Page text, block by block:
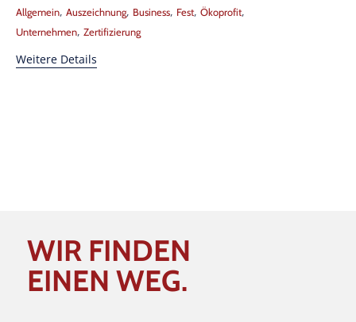
Tags
Allgemein, Auszeichnung, Business, Fest, Ökoprofit,
Unternehmen, Zertifizierung
Weitere Details
WIR FINDEN
EINEN WEG.